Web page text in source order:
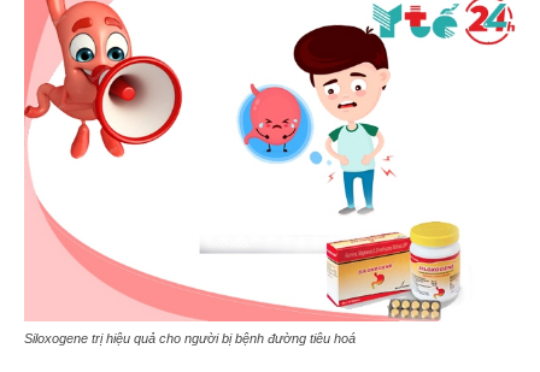
Siloxogene trị hiệu quả cho người bị bệnh đường tiêu hoá